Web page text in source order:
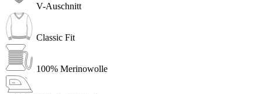
V-Auschnitt
Classic Fit
100% Merinowolle